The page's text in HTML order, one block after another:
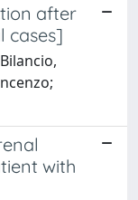
after
cases]
with